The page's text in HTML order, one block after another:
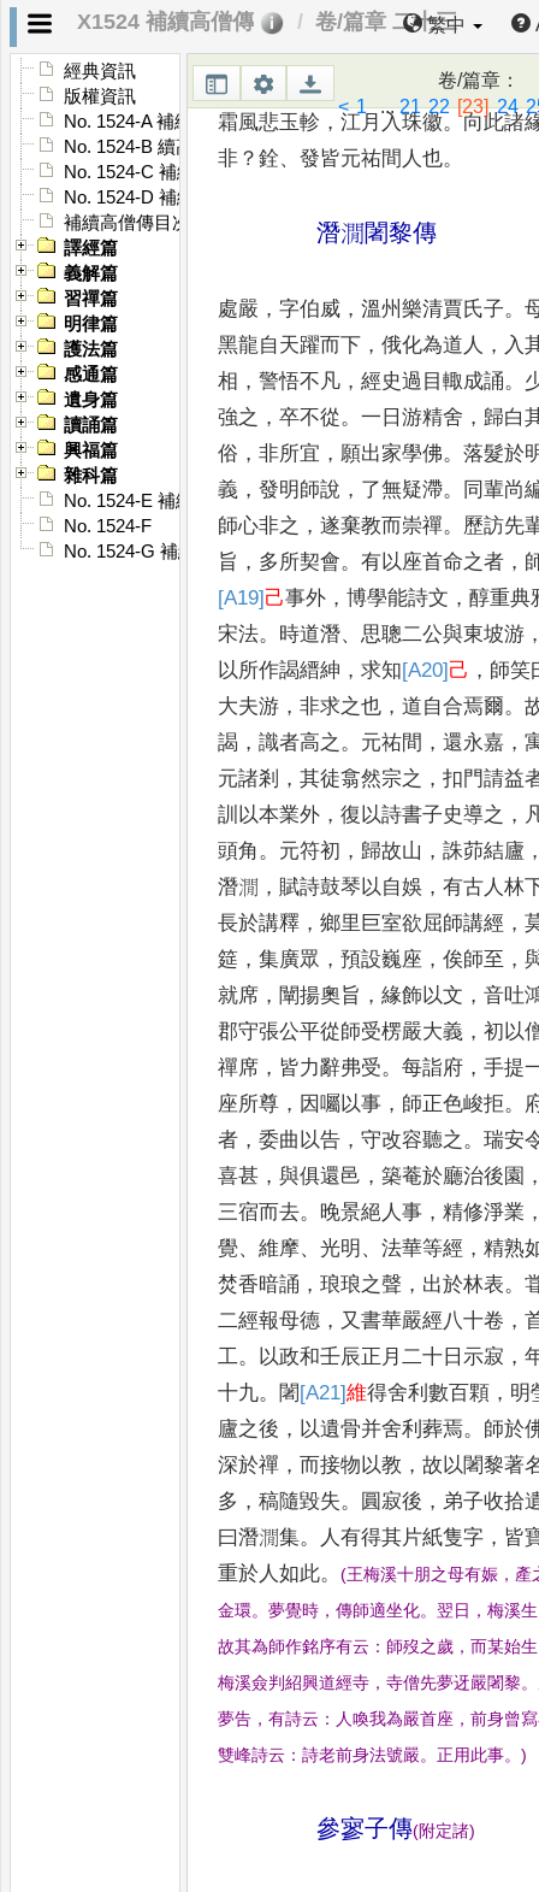
X1524 補續高僧傳 卷/篇章 二十三
繁中
經典資訊
版權資訊
No. 1524-A 補續高僧傳序
No. 1524-B 續高僧傳序
No. 1524-C 補續高僧傳序
No. 1524-D 補續高僧傳序
補續高僧傳目次
譯經篇
義解篇
習禪篇
明律篇
護法篇
感通篇
遺身篇
讀誦篇
興福篇
雜科篇
No. 1524-E 補續高僧傳䟦
No. 1524-F
No. 1524-G 補續高僧傳䟦
卷/篇章：
< 1...21 22 [23] 24
止， 客不懌而去。銓顧發曰
何得
發媿謝。師所居曰妙音閣，發為記
琴何所得？所得 。聊借絲桐
霜風悲玉軫 ，江月 入珠徽。向此諸
非 ？銓、發皆元祐間人也。
潛㵎闍黎傳
處嚴 ，字伯威 ，溫州樂清賈氏子。
黑龍自天躍而下 ，俄化為道人 ， 入
相 ，警悟不凡 ，經史過目輙成誦。
強之 ，卒不從。一日游精舍 ， 歸白
俗 ，非所宜 ， 願出家學佛。落髮於
義 ，發明師說 ， 了無疑滯。
同輩尚
師心非之 ，遂棄教而崇禪。 歷訪先
旨 ， 多所契會。有以座首命之者 ，
[A19]己事外 ，博學能詩文 ，醇重典
宋法。 時道潛、思聰二公與東坡游
以所作謁縉紳 ，求知[A20]己 ， 師笑
大夫游 ，非求之也 ，道自合焉爾。
謁 ，識者高之。 元祐間 ，還永嘉 ，
元諸剎 ，其徒翕然宗之 ，扣門請益
訓以本業外 ，復以詩書子史導之 ，
頭角。 元符初 ， 歸故山 ，誅茆結廬
潛㵎 ， 賦詩鼓琴以自娛 ，有古人林
長於講釋 ，鄉里巨室欲屈師講經 ，
筵 ，集廣眾 ，預設巍座 ，俟師至 ，
就席 ， 闡揚奧旨 ，緣飾以文 ，音吐
郡守張公平從師受楞嚴大義 ，初以
禪席 ， 皆力辭弗受。每詣府 ，手提
座所尊 ， 因囑以事 ， 師正色峻拒。
者 ，委曲以告 ，守改容聽之。瑞安
喜甚 ，與俱還邑 ，築菴於廳治後園
三宿而去。 晚景絕人事 ，精修淨業
覺、維摩、光明 、法華等經 ，精熟
焚香暗誦 ，琅琅之聲 ， 出於林表。
二經報母德 ， 又書華嚴經八十卷 ，
工。 以政和壬辰正月二十日示寂 ，
十九。 闍[A21]維得舍利數百顆 ， 明
廬之後 ， 以遺骨并舍利葬焉。 師於
深於禪 ，而接物以教 ，故以闍黎著
多 ，稿隨毀失。 圓寂後 ， 弟子收拾
曰潛㵎集。 人有得其片紙隻字 ， 皆
重於人如此。(王梅溪十朋之母有娠 ， 產
金環。夢覺時 ，傳師適坐化。翌日 ，梅溪生
故其為師作銘序有云 ：師歿之歲 ，而某始生
梅溪僉判紹興道經寺 ，寺僧先夢迓嚴闍黎。
夢告 ，有詩云 ： 人喚我為嚴首座 ，前身曾
雙峰詩云 ：詩老前身法號嚴。正用此事。)
參寥子傳(附定諸)